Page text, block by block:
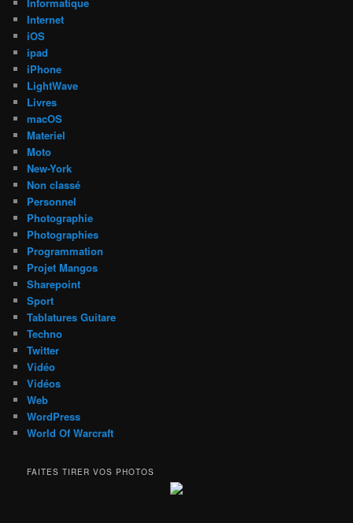
Internet
iOS
ipad
iPhone
LightWave
Livres
macOS
Materiel
Moto
New-York
Non classé
Personnel
Photographie
Photographies
Programmation
Projet Mangos
Sharepoint
Sport
Tablatures Guitare
Techno
Twitter
Vidéo
Vidéos
Web
WordPress
World Of Warcraft
FAITES TIRER VOS PHOTOS